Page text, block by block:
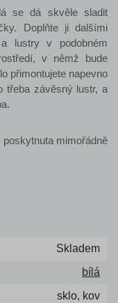
se dá skvěle sladit
Doplňte ji dalšími
lustry v podobném
v němž bude
přimontujete napevno
třeba závěsný lustr, a
mimořádně
Skladem
bílá
sklo, kov